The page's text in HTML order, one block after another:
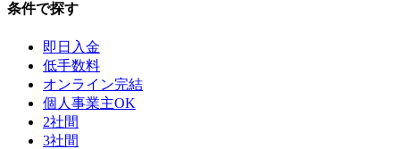
条件で探す
即日入金
低手数料
オンライン完結
個人事業主OK
2社間
3社間